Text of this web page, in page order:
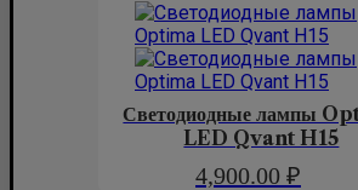
Светодиодные лампы
LED Qvant H15
4,900.00 ₽